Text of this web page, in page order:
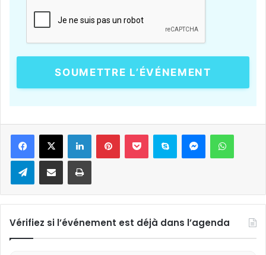
SOUMETTRE L’ÉVÉNEMENT
LinkedinPinterestPocket Skype Messenger
TelegramPartager par e-mail Imprimer
Vérifiez si l’événement est déjà dans l’agenda